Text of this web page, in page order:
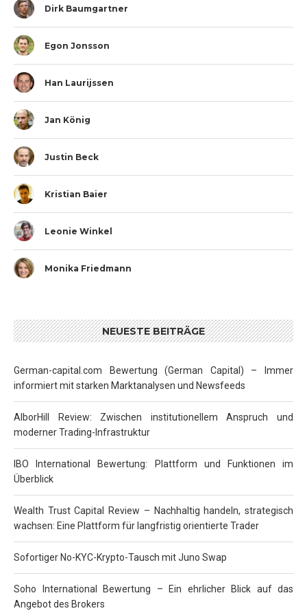
Dirk Baumgartner
Egon Jonsson
Han Laurijssen
Jan König
Justin Beck
Kristian Baier
Leonie Winkel
Monika Friedmann
NEUESTE BEITRÄGE
German-capital.com Bewertung (German Capital) – Immer
informiert mit starken Marktanalysen und Newsfeeds
AlborHill Review: Zwischen institutionellem Anspruch und
moderner Trading-Infrastruktur
IBO International Bewertung: Plattform und Funktionen im
Überblick
Wealth Trust Capital Review – Nachhaltig handeln, strategisch
wachsen: Eine Plattform für langfristig orientierte Trader
Sofortiger No-KYC-Krypto-Tausch mit Juno Swap
Soho International Bewertung – Ein ehrlicher Blick auf das
Angebot des Brokers